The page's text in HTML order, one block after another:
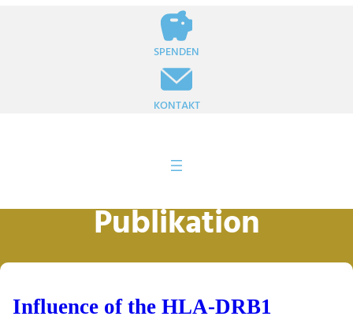
SPENDEN
KONTAKT
Publikation
Influence of the HLA-DRB1